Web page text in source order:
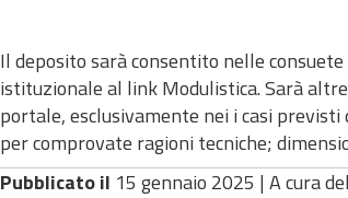
Il deposito sarà consentito nelle
istituzionale al link Modulistica. Sarà
portale, esclusivamente nei i casi
per comprovate ragioni tecniche;
Pubblicato il 15 gennaio 2025 | A cura